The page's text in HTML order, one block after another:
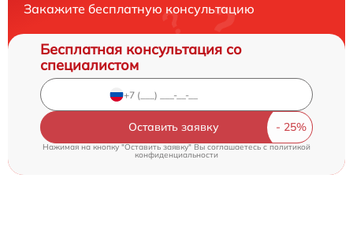
Закажите бесплатную консультацию
Бесплатная консультация со
специалистом
Оставить заявку
Нажимая на кнопку "Оставить заявку" Вы соглашаетесь cполитикой
конфиденциальности